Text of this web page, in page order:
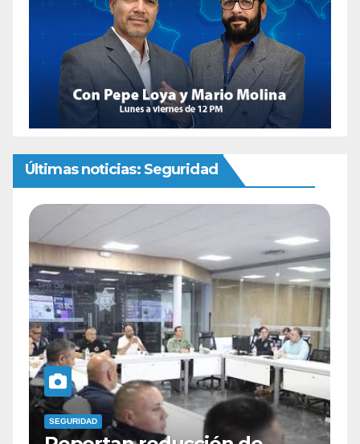
Últimas noticias: Seguridad
SEGURIDAD